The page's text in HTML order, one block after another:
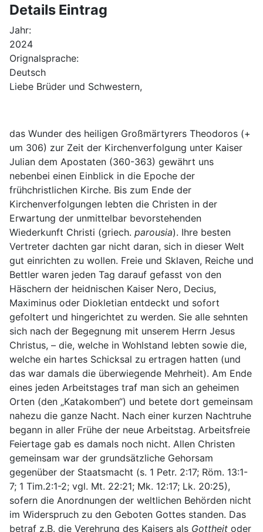
Details Eintrag
Jahr:
2024
Orignalsprache:
Deutsch
Liebe Brüder und Schwestern,
das Wunder des heiligen Großmärtyrers Theodoros (+
um 306) zur Zeit der Kirchenverfolgung unter Kaiser
Julian dem Apostaten (360-363) gewährt uns
nebenbei einen Einblick in die Epoche der
frühchristlichen Kirche. Bis zum Ende der
Kirchenverfolgungen lebten die Christen in der
Erwartung der unmittelbar bevorstehenden
Wiederkunft Christi (griech. parousia). Ihre besten
Vertreter dachten gar nicht daran, sich in dieser Welt
gut einrichten zu wollen. Freie und Sklaven, Reiche und
Bettler waren jeden Tag darauf gefasst von den
Häschern der heidnischen Kaiser Nero, Decius,
Maximinus oder Diokletian entdeckt und sofort
gefoltert und hingerichtet zu werden. Sie alle sehnten
sich nach der Begegnung mit unserem Herrn Jesus
Christus, – die, welche in Wohlstand lebten sowie die,
welche ein hartes Schicksal zu ertragen hatten (und
das war damals die überwiegende Mehrheit). Am Ende
eines jeden Arbeitstages traf man sich an geheimen
Orten (den „Katakomben“) und betete dort gemeinsam
nahezu die ganze Nacht. Nach einer kurzen Nachtruhe
begann in aller Frühe der neue Arbeitstag. Arbeitsfreie
Feiertage gab es damals noch nicht. Allen Christen
gemeinsam war der grundsätzliche Gehorsam
gegenüber der Staatsmacht (s. 1 Petr. 2:17; Röm. 13:1-
7; 1 Tim.2:1-2; vgl. Mt. 22:21; Mk. 12:17; Lk. 20:25),
sofern die Anordnungen der weltlichen Behörden nicht
im Widerspruch zu den Geboten Gottes standen. Das
betraf z.B. die Verehrung des Kaisers als Gottheit oder